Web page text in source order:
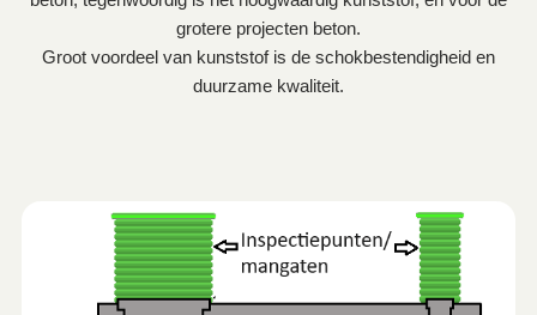
grotere projecten beton.
Groot voordeel van kunststof is de schokbestendigheid en
duurzame kwaliteit.